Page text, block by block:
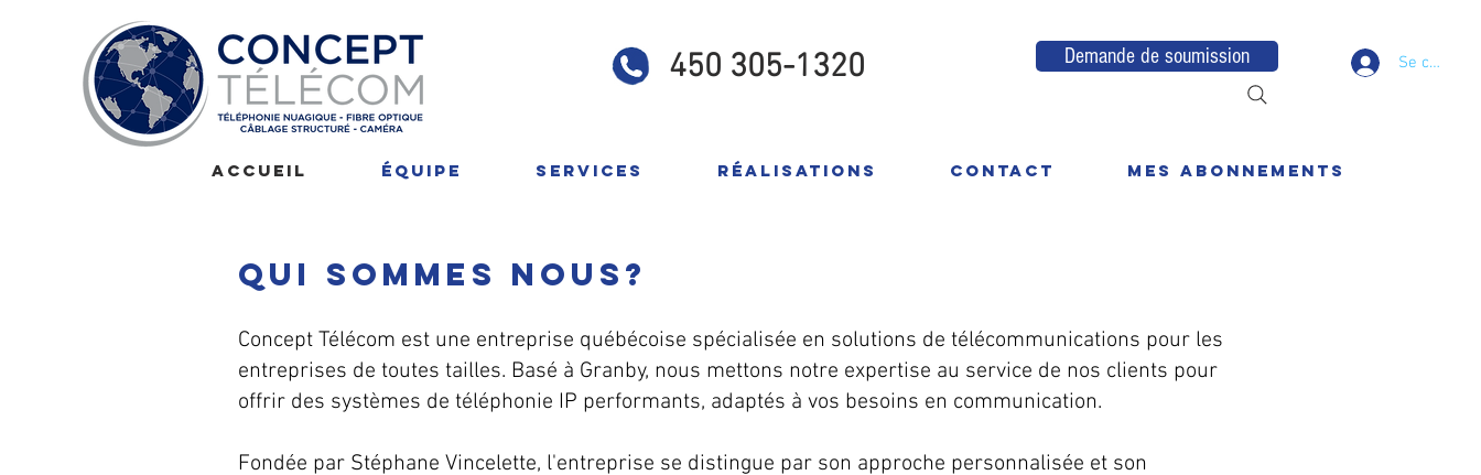
450 305-1320 Demande de soumission Se
Accueil Équipe Services Réalisations Contact Mes Abonnements
Qui sommes nous?
Concept Télécom est une entreprise québécoise spécialisée en solutions de télécommunications pour les
entreprises de toutes tailles. Basé à Granby, nous mettons notre expertise au service de nos clients pour
offrir des systèmes de téléphonie IP performants, adaptés à vos besoins en communication.
Fondée par Stéphane Vincelette, l'entreprise se distingue par son approche personnalisée et son